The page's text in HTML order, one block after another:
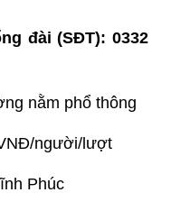
đài (SĐT): 0332
nằm phổ thông
người/lượt
Phúc